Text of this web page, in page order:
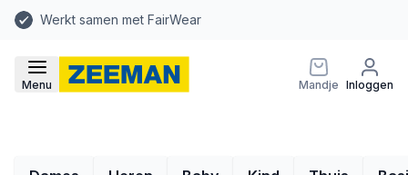
Werkt samen met FairWear
Menu Mandje Inloggen